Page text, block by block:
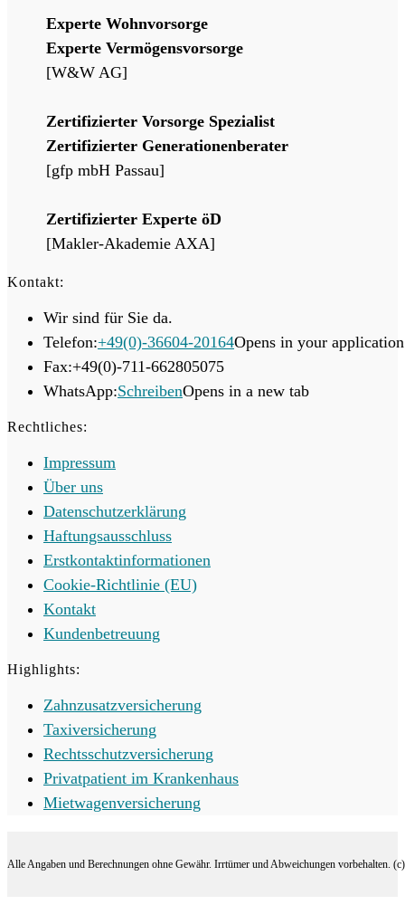
Experte Wohnvorsorge
Experte Vermögensvorsorge
[W&W AG]
Zertifizierter Vorsorge Spezialist
Zertifizierter Generationenberater
[gfp mbH Passau]
Zertifizierter Experte öD
[Makler-Akademie AXA]
Kontakt:
Wir sind für Sie da.
Telefon:+49(0)-36604-20164Opens in your application
Fax:+49(0)-711-662805075
WhatsApp:SchreibenOpens in a new tab
Rechtliches:
Impressum
Über uns
Datenschutzerklärung
Haftungsausschluss
Erstkontaktinformationen
Cookie-Richtlinie (EU)
Kontakt
Kundenbetreuung
Highlights:
Zahnzusatzversicherung
Taxiversicherung
Rechtsschutzversicherung
Privatpatient im Krankenhaus
Mietwagenversicherung
Alle Angaben und Berechnungen ohne Gewähr. Irrtümer und Abweichungen vorbehalten.